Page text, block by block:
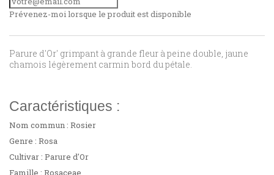
Prévenez-moi lorsque le produit est disponible
Parure d'Or' grimpant à grande fleur à peine double, jaune
chamois légèrement carmin bord du pétale.
Caractéristiques :
Nom commun : Rosier
Genre : Rosa
Cultivar : Parure d'Or